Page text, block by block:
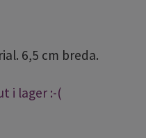
6,5 cm breda.
i lager :-(